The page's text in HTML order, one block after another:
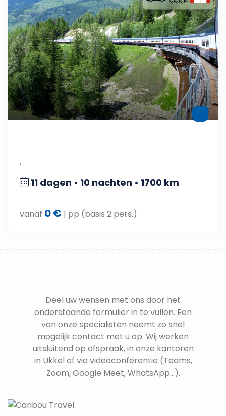
,
11 dagen • 10 nachten • 1700 km
vanaf 0 € | pp (basis 2 pers.)
Deel uw wensen met ons door het
onderstaande formulier in te vullen. Een
van onze specialisten neemt zo snel
mogelijk contact met u op. Wij werken
uitsluitend op afspraak, in onze kantoren
in Ukkel of via videoconferentie (Teams,
Zoom, Google Meet, WhatsApp...).